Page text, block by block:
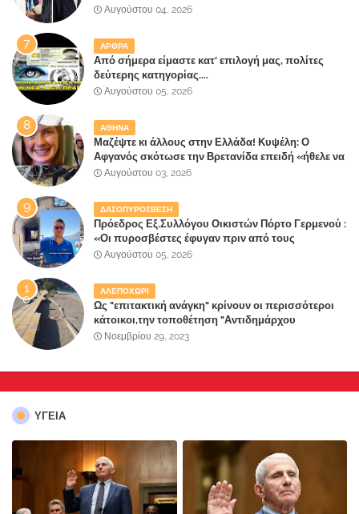
κυβέρνηση!
Αυγούστου 04, 2026
ΑΡΘΡΑ
Από σήμερα είμαστε κατ' επιλογή μας, πολίτες
δεύτερης κατηγορίας....
Αυγούστου 05, 2026
ΑΘΗΝΑ
Μαζέψτε κι άλλους στην Ελλάδα! Κυψέλη: Ο
Αφγανός σκότωσε την Βρετανίδα επειδή «ήθελε να
κάνει τη σύντροφό του χριστιανή»
Αυγούστου 03, 2026
ΔΑΣΟΠΥΡΟΣΒΕΣΗ
Πρόεδρος Εξ.Συλλόγου Οικιστών Πόρτο Γερμενού :
«Οι πυροσβέστες έφυγαν πριν από τους
κατοίκους»
Αυγούστου 05, 2026
ΑΛΕΠΟΧΩΡΙ
Ως "επιτακτική ανάγκη" κρίνουν οι περισσότεροι
κάτοικοι,την τοποθέτηση "Αντιδημάρχου
Παραλιακής Ζώνης" στο Δήμο Μάνδρας-Ειδυλλίας!
Νοεμβρίου 29, 2023
ΥΓΕΙΑ